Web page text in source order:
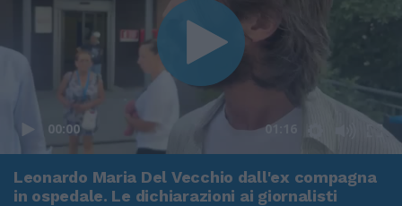
00:00 01:16
Leonardo Maria Del Vecchio dall'ex compagna
in ospedale. Le dichiarazioni ai giornalisti